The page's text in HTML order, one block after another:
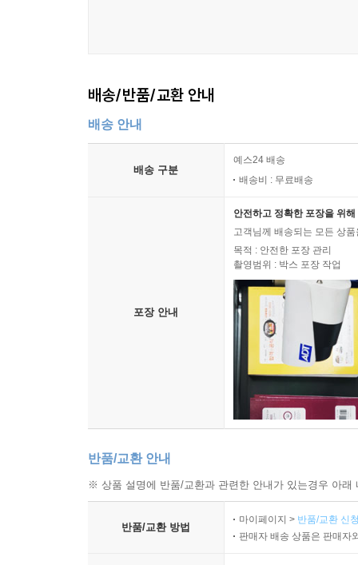
배송/반품/교환 안내
배송 안내
배송 구분
예스24 배송
배송비 : 무료배송
포장 안내
안전하고 정확한 포장을 위
고객님께 배송되는 모든 상
목적 : 안전한 포장 관리
촬영범위 : 박스 포장 작업
반품/교환 안내
※ 상품 설명에 반품/교환과 관련한 안내가 있는경우 아
반품/교환 방법
마이페이지 > 반품/교환 신
판매자 배송 상품은 판매자